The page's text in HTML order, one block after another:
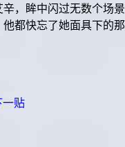
，眸中闪过无数个场景
都快忘了她面具下的那
一贴